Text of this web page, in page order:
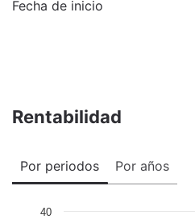
Fecha de inicio
Rentabilidad
Por periodos Por años
40